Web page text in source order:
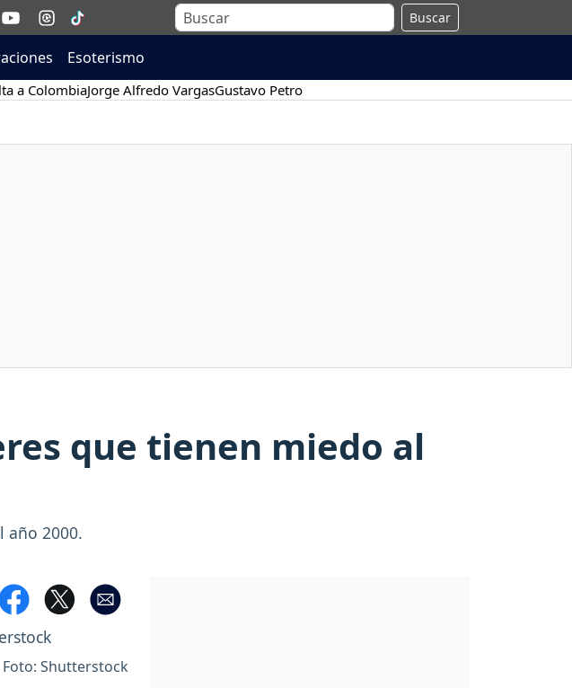
Buscar
Esoterismo
a ColombiaJorge Alfredo VargasGustavo Petro
que tienen miedo al
año 2000.
Shutterstock